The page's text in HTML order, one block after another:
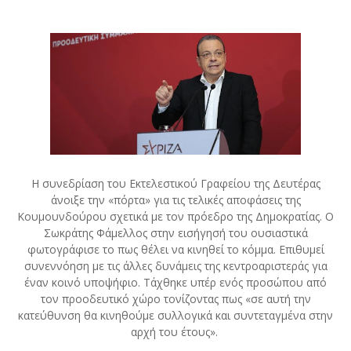
Η συνεδρίαση του Εκτελεστικού Γραφείου της Δευτέρας
άνοιξε την «πόρτα» για τις τελικές αποφάσεις της
Κουμουνδούρου σχετικά με τον πρόεδρο της Δημοκρατίας. Ο
Σωκράτης Φάμελλος στην εισήγησή του ουσιαστικά
φωτογράφισε το πως θέλει να κινηθεί το κόμμα. Επιθυμεί
συνεννόηση με τις άλλες δυνάμεις της κεντροαριστεράς για
έναν κοινό υποψήφιο. Τάχθηκε υπέρ ενός προσώπου από
τον προοδευτικό χώρο τονίζοντας πως «σε αυτή την
κατεύθυνση θα κινηθούμε συλλογικά και συντεταγμένα στην
αρχή του έτους».